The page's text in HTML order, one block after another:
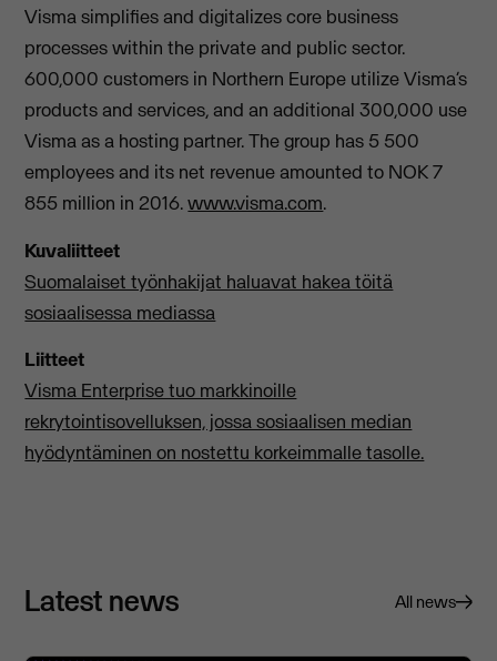
Visma simplifies and digitalizes core business
processes within the private and public sector.
600,000 customers in Northern Europe utilize Visma’s
products and services, and an additional 300,000 use
Visma as a hosting partner. The group has 5 500
employees and its net revenue amounted to NOK 7
855 million in 2016.www.visma.com.
Kuvaliitteet
Suomalaiset työnhakijat haluavat hakea töitä
sosiaalisessa mediassa
Liitteet
Visma Enterprise tuo markkinoille
rekrytointisovelluksen, jossa sosiaalisen median
hyödyntäminen on nostettu korkeimmalle tasolle.
Latest news All news